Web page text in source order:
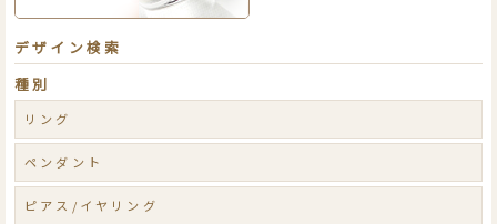
デザイン検索
種別
リング
ペンダント
ピアス/イヤリング